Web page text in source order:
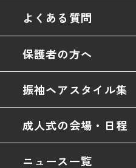
よくある質問
保護者の方へ
振袖ヘアスタイル集
成人式の会場・日程
ニュース一覧